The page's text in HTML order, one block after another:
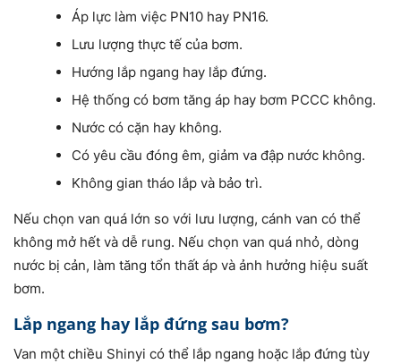
Áp lực làm việc PN10 hay PN16.
Lưu lượng thực tế của bơm.
Hướng lắp ngang hay lắp đứng.
Hệ thống có bơm tăng áp hay bơm PCCC không.
Nước có cặn hay không.
Có yêu cầu đóng êm, giảm va đập nước không.
Không gian tháo lắp và bảo trì.
Nếu chọn van quá lớn so với lưu lượng, cánh van có thể
không mở hết và dễ rung. Nếu chọn van quá nhỏ, dòng
nước bị cản, làm tăng tổn thất áp và ảnh hưởng hiệu suất
bơm.
Lắp ngang hay lắp đứng sau bơm?
Van một chiều Shinyi có thể lắp ngang hoặc lắp đứng tùy